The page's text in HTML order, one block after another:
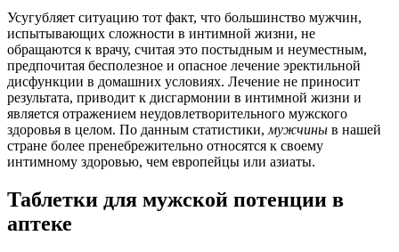
Усугубляет ситуацию тот факт, что большинство мужчин,
испытывающих сложности в интимной жизни, не
обращаются к врачу, считая это постыдным и неуместным,
предпочитая бесполезное и опасное лечение эректильной
дисфункции в домашних условиях. Лечение не приносит
результата, приводит к дисгармонии в интимной жизни и
является отражением неудовлетворительного мужского
здоровья в целом. По данным статистики, мужчины в нашей
стране более пренебрежительно относятся к своему
интимному здоровью, чем европейцы или азиаты.
Таблетки для мужской потенции в
аптеке